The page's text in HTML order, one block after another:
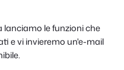
Czech
le funzioni che
e vi invieremo un'e-mail